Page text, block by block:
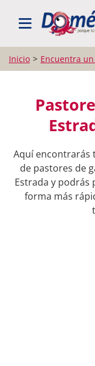
BUSCAR
Inicio Encuentra
Aquí encontrarás
de pastores de
Estrada y podrás
forma más